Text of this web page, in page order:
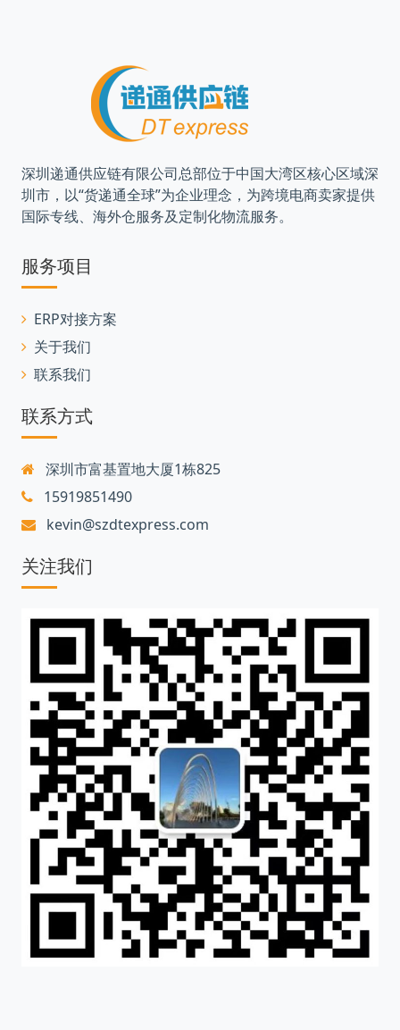
深圳递通供应链有限公司总部位于中国大湾区核心区域深
圳市，以“货递通全球”为企业理念，为跨境电商卖家提供
国际专线、海外仓服务及定制化物流服务。
服务项目
ERP对接方案
关于我们
联系我们
联系方式
深圳市富基置地大厦1栋825
15919851490
kevin@szdtexpress.com
关注我们